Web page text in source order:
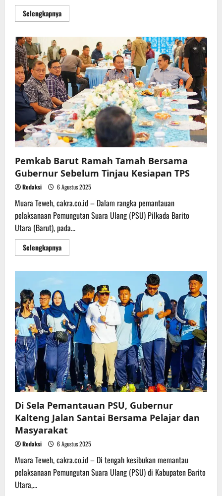
SelengkapnyaRead
more
Langsung
PSU,
Gubernur
Apresiasi
Penghitungan
Suara
Berlangsung
Cepat
dan
Kondusif
Pemkab Barut Ramah Tamah Bersama
Gubernur Sebelum Tinjau Kesiapan TPS
Redaksi 6 Agustus 2025
Muara Teweh, cakra.co.id – Dalam rangka pemantauan
pelaksanaan Pemungutan Suara Ulang (PSU) Pilkada Barito
Utara (Barut), pada...
SelengkapnyaRead
more
Tamah
Bersama
Gubernur
Sebelum
Tinjau
Kesiapan
TPS
Di Sela Pemantauan PSU, Gubernur
Kalteng Jalan Santai Bersama Pelajar dan
Masyarakat
Redaksi 6 Agustus 2025
Muara Teweh, cakra.co.id – Di tengah kesibukan memantau
pelaksanaan Pemungutan Suara Ulang (PSU) di Kabupaten Barito
Utara,...